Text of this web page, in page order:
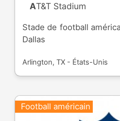
AT&T Stadium
Stade de football
Dallas
Arlington, TX - États-Unis
Football américain